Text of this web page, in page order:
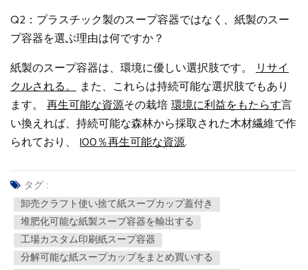
Q2：プラスチック製のスープ容器ではなく、紙製のスー
プ容器を選ぶ理由は何ですか？
紙製のスープ容器は、環境に優しい選択肢です。
リサイ
クルされる。
また、これらは持続可能な選択肢でもあり
ます。 再生可能な資源その栽培 環境に利益をもたらす言
い換えれば、持続可能な森林から採取された木材繊維で作
られており、
100％再生可能な資源.
タグ :
卸売クラフト使い捨て紙スープカップ蓋付き
堆肥化可能な紙製スープ容器を輸出する
工場カスタム印刷紙スープ容器
分解可能な紙スープカップをまとめ買いする